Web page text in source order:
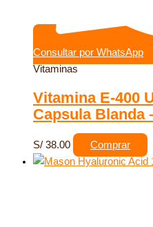
Consultar por WhatsApp
Vitaminas
Vitamina E-400
Capsula Blanda
S/ 38.00 Comprar